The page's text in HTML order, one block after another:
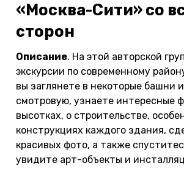
«Москва-Сити» со
сторон
Описание. На этой авторской
экскурсии по современному
вы заглянете в некоторые башни
смотровую, узнаете интересные
высотках, о строительстве,
конструкциях каждого здания,
красивых фото, а также
увидите арт-объекты и